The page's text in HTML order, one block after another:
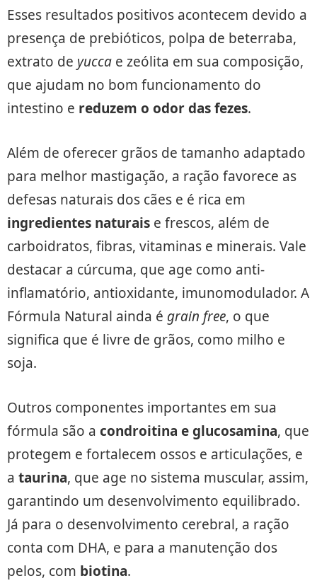
Esses resultados positivos acontecem devido a
presença de prebióticos, polpa de beterraba,
extrato de yucca e zeólita em sua composição,
que ajudam no bom funcionamento do
intestino e reduzem o odor das fezes.
Além de oferecer grãos de tamanho adaptado
para melhor mastigação, a ração favorece as
defesas naturais dos cães e é rica em
ingredientes naturais e frescos, além de
carboidratos, fibras, vitaminas e minerais. Vale
destacar a cúrcuma, que age como anti-
inflamatório, antioxidante, imunomodulador. A
Fórmula Natural ainda é grain free, o que
significa que é livre de grãos, como milho e
soja.
Outros componentes importantes em sua
fórmula são a condroitina e glucosamina, que
protegem e fortalecem ossos e articulações, e
a taurina, que age no sistema muscular, assim,
garantindo um desenvolvimento equilibrado.
Já para o desenvolvimento cerebral, a ração
conta com DHA, e para a manutenção dos
pelos, com biotina.